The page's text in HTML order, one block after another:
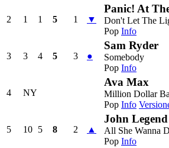
2 1 1 5 1 ▼
Panic! At
Don't Let The
Pop Info
3 3 4 5 3 ●
Sam Ryder
Somebody
Pop Info
4 NY
Ava Max
Million Dollar
Pop Info
5 10 5 8 2 ▲
John Legend
All She Wanna
Pop Info